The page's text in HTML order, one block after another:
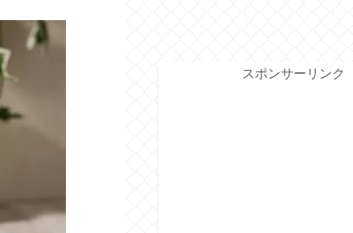
スポンサーリンク